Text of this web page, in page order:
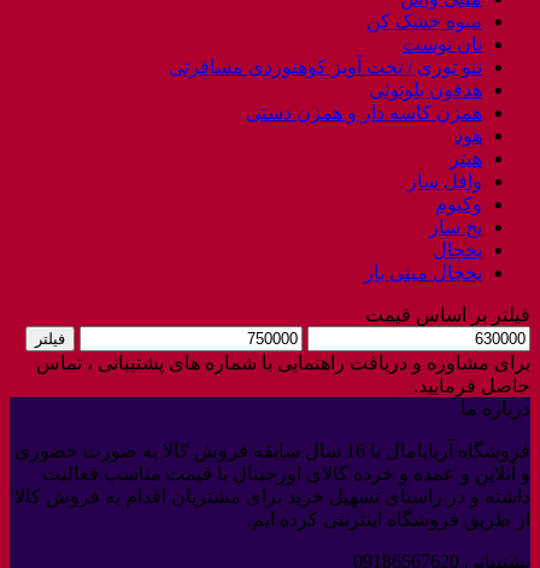
میوه خشک کن
نان توست
ننو توری / تخت آویز کوهنوردی مسافرتی
هدفون بلوتوثی
همزن کاسه دار و همزن دستی
هود
هیتر
وافل ساز
وکیوم
یخ ساز
یخچال
یخچال مینی بار
فیلتر بر اساس قیمت
حداقل
قیمت
حداکثر
قیمت
فیلتر
برای مشاوره و دریافت راهنمایی با شماره های پشتیبانی ، تماس
حاصل فرمایید.
درباره ما
فروشگاه آربابامال با 16 سال سابقه فروش کالا به صورت حضوری
و آنلاین و عمده و خرده کالای اورجینال با قیمت مناسب فعالیت
داشته و در راستای تسهیل خرید برای مشتریان اقدام به فروش کالا
از طریق فروشگاه اینترنتی کرده ایم.
پشتیبانی 09186567620